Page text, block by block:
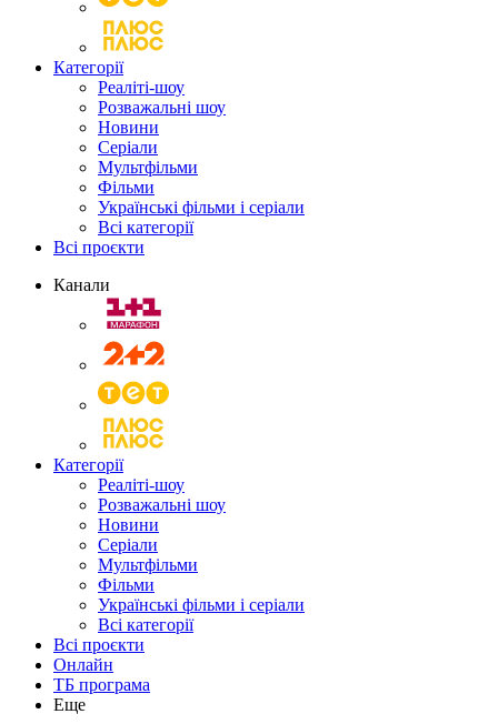
Категорії
Реаліті-шоу
Розважальні шоу
Новини
Серіали
Мультфільми
Фільми
Українські фільми і серіали
Всі категорії
Всі проєкти
Канали
Категорії
Реаліті-шоу
Розважальні шоу
Новини
Серіали
Мультфільми
Фільми
Українські фільми і серіали
Всі категорії
Всі проєкти
Онлайн
ТБ програма
Еще